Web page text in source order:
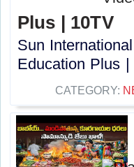
Plus | 10TV
Sun
Education Plus |
CATEGORY: